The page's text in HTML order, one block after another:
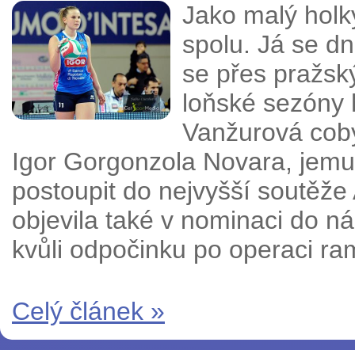
Jako malý
spolu. Já se
se přes
loňské sezóny
Vanžurová
Igor Gorgonzola Novara,
postoupit do nejvyšší
objevila také v nominaci do
kvůli odpočinku po operaci
Celý článek »